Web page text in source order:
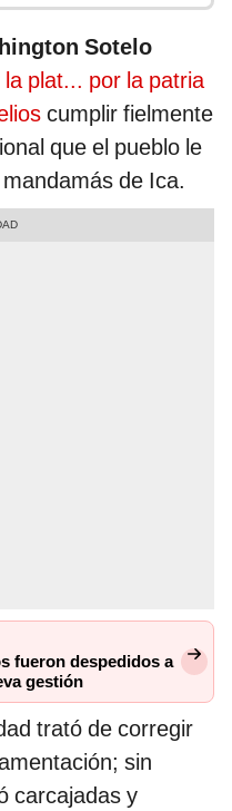
Sotelo
plat... por la patria
cumplir fielmente
que el pueblo le
de Ica.
fueron despedidos a
gestión
trató de corregir
sin
carcajadas y